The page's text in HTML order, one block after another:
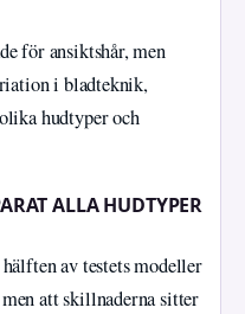
för ansiktshår, men
i bladteknik,
hudtyper och
ALLA HUDTYPER
av testets modeller
att skillnaderna sitter